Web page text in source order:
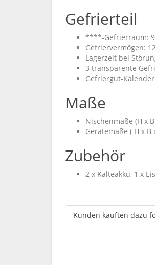
Gefrierteil
****-Gefrierraum:
Gefriervermögen:
Lagerzeit bei
3 transparente
Gefriergut-Kalender
Maße
Nischenmaße (H x
Gerätemaße ( H x B
Zubehör
2 x Kälteakku, 1 x
Kunden kauften dazu